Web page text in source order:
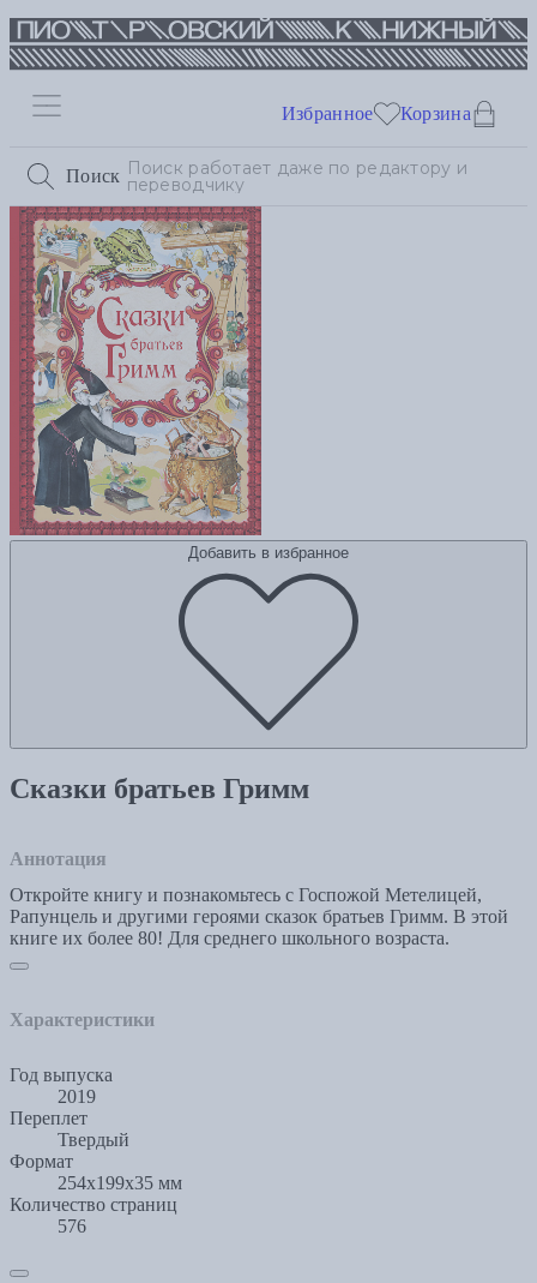
Поиск
Избранное Корзина
Добавить в избранное
Сказки братьев Гримм
Аннотация
Откройте книгу и познакомьтесь с Госпожой Метелицей,
Рапунцель и другими героями сказок братьев Гримм. В этой
книге их более 80! Для среднего школьного возраста.
Характеристики
Год выпуска
2019
Переплет
Твердый
Формат
254x199x35 мм
Количество страниц
576